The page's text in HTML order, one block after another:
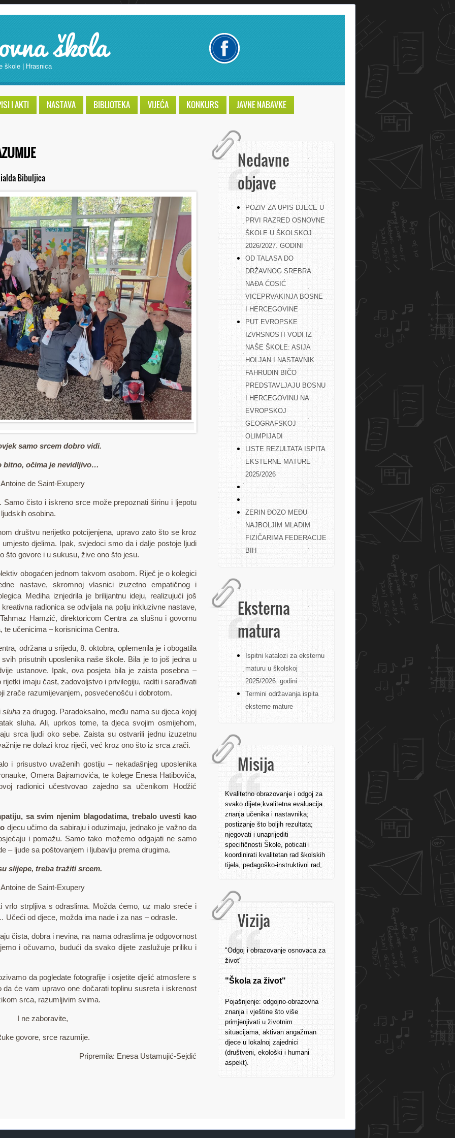
škola
škole | Hrasnica
I AKTI NASTAVA BIBLIOTEKA VIJEĆA KONKURS JAVNE NABAVKE
Nedavne
objave
POZIV ZA UPIS DJECE U
PRVI RAZRED OSNOVNE
ŠKOLE U ŠKOLSKOJ
2026/2027. GODINI
OD TALASA DO
DRŽAVNOG SREBRA:
NAĐA ĆOSIĆ
VICEPRVAKINJA BOSNE
I HERCEGOVINE
PUT EVROPSKE
IZVRSNOSTI VODI IZ
NAŠE ŠKOLE: ASIJA
HOLJAN I NASTAVNIK
FAHRUDIN BIČO
PREDSTAVLJAJU BOSNU
I HERCEGOVINU NA
EVROPSKOJ
GEOGRAFSKOJ
OLIMPIJADI
LISTE REZULTATA ISPITA
EKSTERNE MATURE
2025/2026
ZERIN ĐOZO MEĐU
NAJBOLJIM MLADIM
FIZIČARIMA FEDERACIJE
BIH
Eksterna
matura
Ispitni katalozi za eksternu
maturu u školskoj
2025/2026. godini
Termini održavanja ispita
eksterne mature
Misija
Kvalitetno obrazovanje i odgoj za
svako dijete;kvalitetna evaluacija
znanja učenika i nastavnika;
postizanje što boljih rezultata;
njegovati i unaprijediti
specifičnosti Škole, poticati i
koordinirati kvalitetan rad školskih
tijela, pedagoško-instruktivni rad,.
Vizija
"Odgoj i obrazovanje osnovaca za
život"
"Škola za život"
Pojašnjenje: odgojno-obrazovna
znanja i vještine što više
primjenjivati u životnim
situacijama, aktivan angažman
djece u lokalnoj zajednici
(društveni, ekološki i humani
aspekt).
Bibuljica
samo srcem dobro vidi.
bitno, očima je nevidljivo…
Antoine de Saint-Exupery
čisto i iskreno srce može prepoznati širinu i ljepotu
osobina.
društvu nerijetko potcijenjena, upravo zato što se kroz
djelima. Ipak, svjedoci smo da i dalje postoje ljudi
što govore i u sukusu, žive ono što jesu.
obogaćen jednom takvom osobom. Riječ je o kolegici
nastave, skromnoj vlasnici izuzetno empatičnog i
Mediha iznjedrila je brilijantnu ideju, realizujući još
radionica se odvijala na polju inkluzivne nastave,
Hamzić, direktoricom Centra za slušnu i govornu
te učenicima – korisnicima Centra.
održana u srijedu, 8. oktobra, oplemenila je i obogatila
prisutnih uposlenika naše škole. Bila je to još jedna u
ustanove. Ipak, ova posjeta bila je zaista posebna –
imaju čast, zadovoljstvo i privilegiju, raditi i sarađivati
zrače razumijevanjem, posvećenošću i dobrotom.
sluhaza drugog. Paradoksalno, među nama su djeca kojoj
sluha. Ali, uprkos tome, ta djeca svojim osmijehom,
srca ljudi oko sebe. Zaista su ostvarili jednu izuzetnu
ne dolazi kroz riječi, već kroz ono što iz srca zrači.
i prisustvo uvaženih gostiju – nekadašnjeg uposlenika
Omera Bajramovića, te kolege Enesa Hatibovića,
radionici učestvovao zajedno sa učenikom Hodžić
sa svim njenim blagodatima, trebalo uvesti kao
djecu učimo da sabiraju i oduzimaju, jednako je važno da
i pomažu. Samo tako možemo odgajati ne samo
– ljude sa poštovanjem i ljubavlju prema drugima.
slijepe, treba tražiti srcem.
Antoine de Saint-Exupery
vrlo strpljiva s odraslima. Možda ćemo, uz malo sreće i
od djece, možda ima nade i za nas – odrasle.
čista, dobra i nevina, na nama odraslima je odgovornost
i očuvamo, budući da svako dijete zaslužuje priliku i
da pogledate fotografije i osjetite djelić atmosfere s
da će vam upravo one dočarati toplinu susreta i iskrenost
srca, razumljivim svima.
I ne zaboravite,
govore, srce razumije.
Pripremila: Enesa Ustamujić-Sejdić